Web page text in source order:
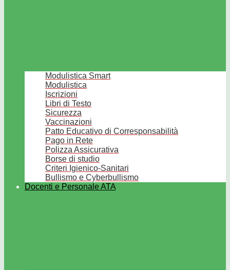
Modulistica Smart
Modulistica
Iscrizioni
Libri di Testo
Sicurezza
Vaccinazioni
Patto Educativo di Corresponsabilità
Pago in Rete
Polizza Assicurativa
Borse di studio
Criteri Igienico-Sanitari
Bullismo e Cyberbullismo
Docenti e Personale ATA